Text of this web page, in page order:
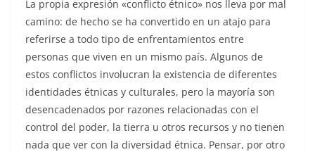
La propia expresión «conflicto étnico» nos lleva por mal
camino: de hecho se ha convertido en un atajo para
referirse a todo tipo de enfrentamientos entre
personas que viven en un mismo país. Algunos de
estos conflictos involucran la existencia de diferentes
identidades étnicas y culturales, pero la mayoría son
desencadenados por razones relacionadas con el
control del poder, la tierra u otros recursos y no tienen
nada que ver con la diversidad étnica. Pensar, por otro